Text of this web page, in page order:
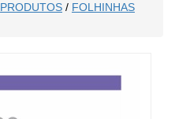
PRODUTOS / FOLHINHAS